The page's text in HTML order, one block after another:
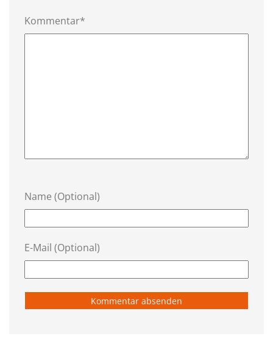
Kommentar*
Name (Optional)
E-Mail (Optional)